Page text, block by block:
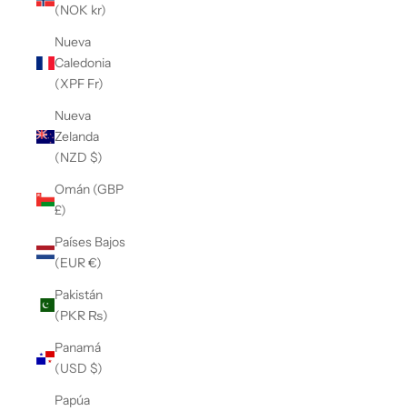
(NOK kr)
Nueva
Caledonia
(XPF Fr)
Nueva
Zelanda
(NZD $)
Omán (GBP
£)
Países Bajos
(EUR €)
Pakistán
(PKR ₨)
Panamá
(USD $)
Papúa